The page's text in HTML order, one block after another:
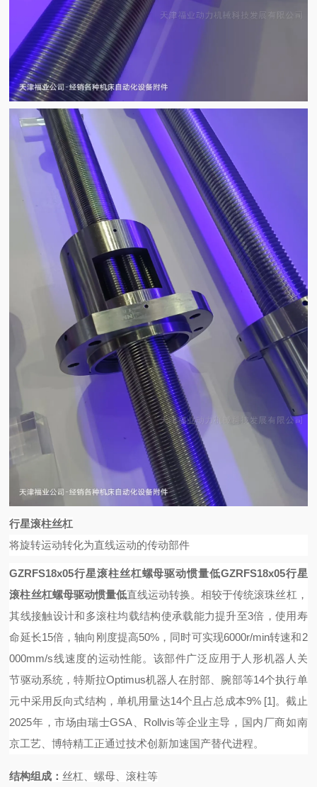
行星滚柱丝杠
将旋转运动转化为直线运动的传动部件
GZRFS18x05行星滚柱丝杠螺母驱动惯量低GZRFS18x05行星
滚柱丝杠螺母驱动惯量低直线运动转换。相较于传统滚珠丝杠，
其线接触设计和多滚柱均载结构使承载能力提升至3倍，使用寿
命延长15倍，轴向刚度提高50%，同时可实现6000r/min转速和2
000mm/s线速度的运动性能。该部件广泛应用于人形机器人关
节驱动系统，特斯拉Optimus机器人在肘部、腕部等14个执行单
元中采用反向式结构，单机用量达14个且占总成本9%[1]。截止
2025年，市场由瑞士GSA、Rollvis等企业主导，国内厂商如南
京工艺、博特精工正通过技术创新加速国产替代进程。
结构组成 ：丝杠、螺母、滚柱等